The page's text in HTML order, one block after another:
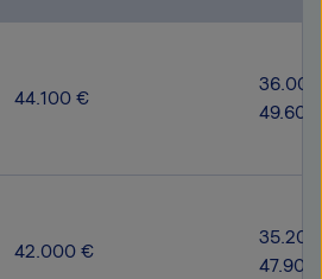
44.100 €
42.000 €